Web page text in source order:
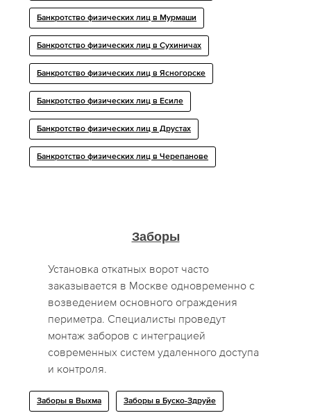
Банкротство физических лиц в Мурмаши
Банкротство физических лиц в Сухиничах
Банкротство физических лиц в Ясногорске
Банкротство физических лиц в Есиле
Банкротство физических лиц в Друстах
Банкротство физических лиц в Черепанове
Заборы
Установка откатных ворот часто
заказывается в Москве одновременно с
возведением основного ограждения
периметра. Специалисты проведут
монтаж заборов с интеграцией
современных систем удаленного доступа
и контроля.
Заборы в Выхма Заборы в Буско-Здруйе